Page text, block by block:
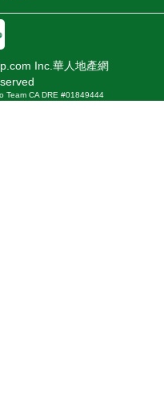
Inc.華人地產網
Team CA DRE #01849444